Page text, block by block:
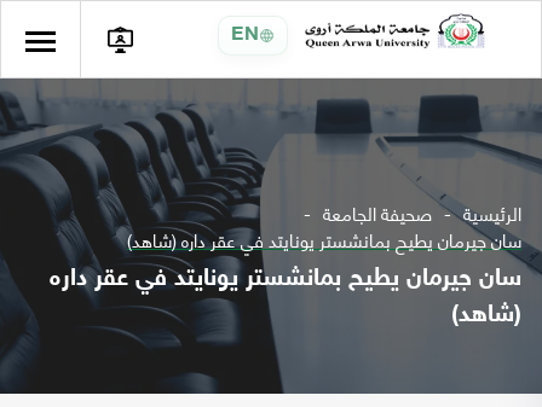
EN
الرئيسية صحيفة الجامعة
سان جيرمان يطيح بمانشستر يونايتد في عقر داره (شاهد)
سان جيرمان يطيح بمانشستر يونايتد في عقر داره
(شاهد)